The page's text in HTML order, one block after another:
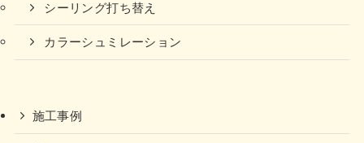
シーリング打ち替え
カラーシュミレーション
施工事例